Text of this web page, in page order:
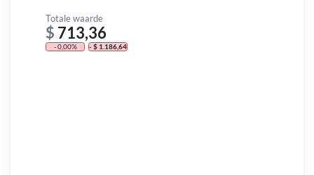
Totale waarde
$ 713,36
- 0,00% - $ 1.186,64